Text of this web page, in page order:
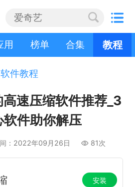
用 榜单 合集 教程
软件教程
速压缩软件推荐_3
软件助你解压
：2022年09月26日 81次
安装